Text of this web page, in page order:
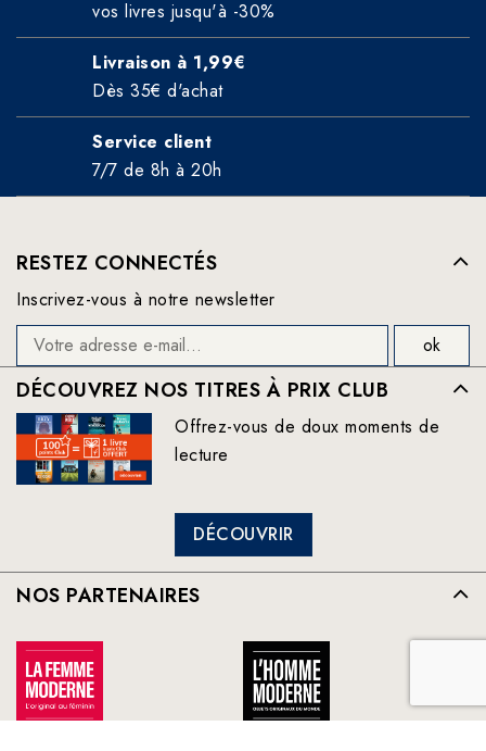
vos livres jusqu'à -30%
Livraison à 1,99€
Dès 35€ d'achat
Service client
7/7 de 8h à 20h
RESTEZ CONNECTÉS
Inscrivez-vous à notre newsletter
DÉCOUVREZ NOS TITRES À PRIX CLUB
Offrez-vous de doux moments de
lecture
DÉCOUVRIR
NOS PARTENAIRES